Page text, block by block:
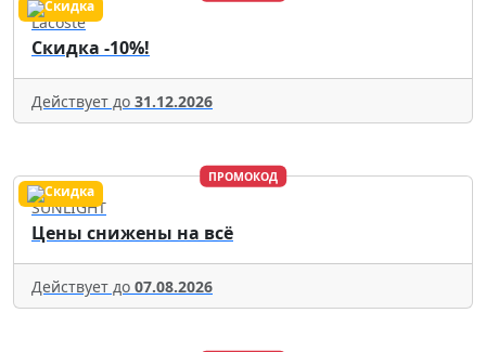
Lacoste
Скидка -10%!
Действует до 31.12.2026
ПРОМОКОД
SUNLIGHT
Цены снижены на всё
Действует до 07.08.2026